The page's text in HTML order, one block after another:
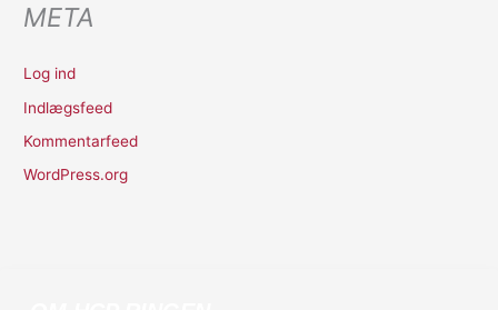
META
Log ind
Indlægsfeed
Kommentarfeed
WordPress.org